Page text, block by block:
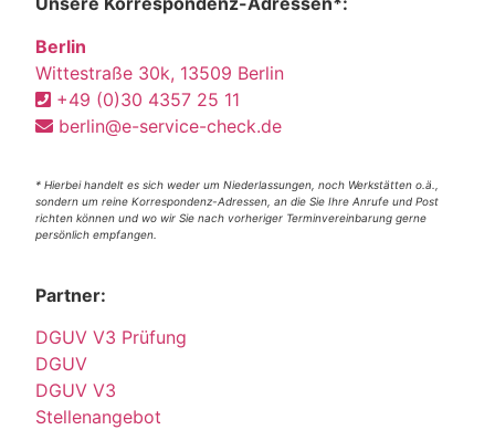
Berlin
Wittestraße 30k, 13509 Berlin
+49 (0)30 4357 25 11
berlin@e-service-check.de
* Hierbei handelt es sich weder um Niederlassungen, noch Werkstätten o.ä.,
sondern um reine Korrespondenz-Adressen, an die Sie Ihre Anrufe und Post
richten können und wo wir Sie nach vorheriger Terminvereinbarung gerne
persönlich empfangen.
Partner:
DGUV V3 Prüfung
DGUV
DGUV V3
Stellenangebot